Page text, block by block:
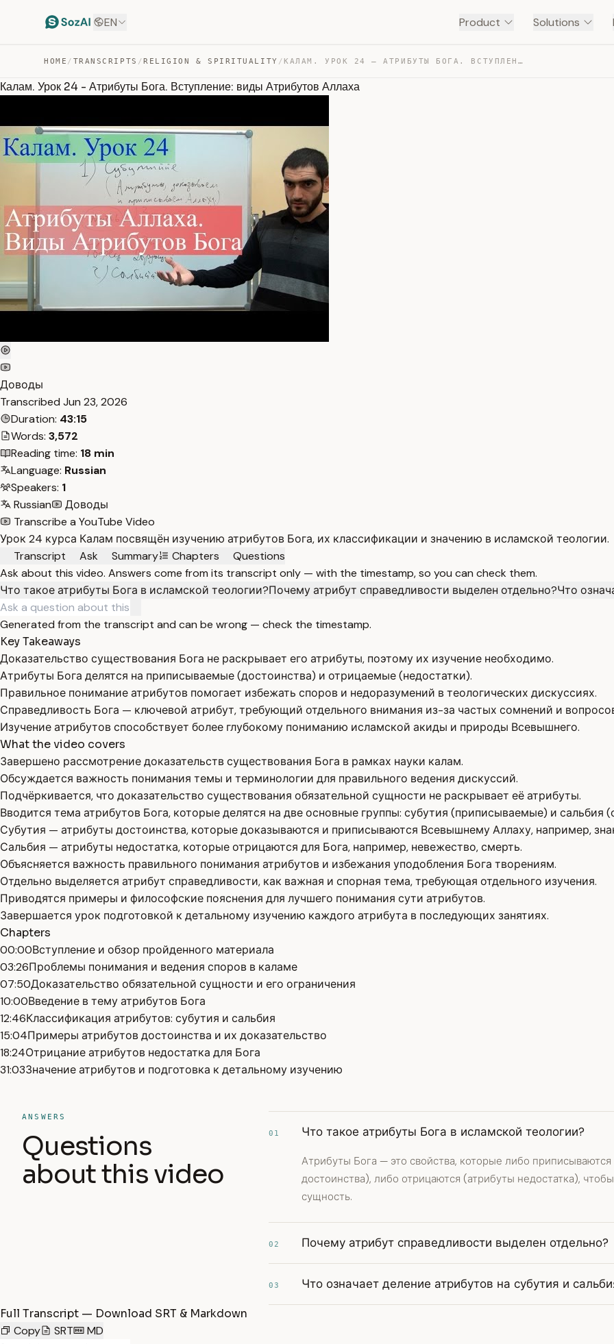
EN Product Solutions
HOME / TRANSCRIPTS /RELIGION & SPIRITUALITY / КАЛАМ. УРОК 24 – АТРИБУТЫ БОГА. ВСТУПЛЕНИЕ: ВИДЫ АТРИБУ… — TRANSCRIPT
Калам. Урок 24 - Атрибуты Бога. Вступление: виды Атрибутов Аллаха
Доводы
Transcribed Jun 23, 2026
Duration: 43:15
Words: 3,572
Reading time: 18 min
Language: Russian
Speakers: 1
Russian
Доводы
Transcribe a YouTube Video
Урок 24 курса Калам посвящён изучению атрибутов Бога, их классификации и значению в исламской теологии.
Transcript
Ask Summary Chapters
Questions
Ask about this video. Answers come from its transcript only — with the timestamp, so you can check them.
Что такое атрибуты Бога в исламской теологии?Почему атрибут справедливости выделен отдельно?Что
Generated from the transcript and can be wrong — check the timestamp.
Key Takeaways
Доказательство существования Бога не раскрывает его атрибуты, поэтому их изучение необходимо.
Атрибуты Бога делятся на приписываемые (достоинства) и отрицаемые (недостатки).
Правильное понимание атрибутов помогает избежать споров и недоразумений в теологических дискуссиях.
Справедливость Бога — ключевой атрибут, требующий отдельного внимания из-за частых сомнений и
Изучение атрибутов способствует более глубокому пониманию исламской акиды и природы Всевышнего.
What the video covers
Завершено рассмотрение доказательств существования Бога в рамках науки калам.
Обсуждается важность понимания темы и терминологии для правильного ведения дискуссий.
Подчёркивается, что доказательство существования обязательной сущности не раскрывает её атрибуты.
Вводится тема атрибутов Бога, которые делятся на две основные группы: субутия (приписываемые) и сальбия
Субутия — атрибуты достоинства, которые доказываются и приписываются Всевышнему Аллаху, например,
Сальбия — атрибуты недостатка, которые отрицаются для Бога, например, невежество, смерть.
Объясняется важность правильного понимания атрибутов и избежания уподобления Бога творениям.
Отдельно выделяется атрибут справедливости, как важная и спорная тема, требующая отдельного изучения.
Приводятся примеры и философские пояснения для лучшего понимания сути атрибутов.
Завершается урок подготовкой к детальному изучению каждого атрибута в последующих занятиях.
Chapters
00:00Вступление и обзор пройденного материала
03:26Проблемы понимания и ведения споров в каламе
07:50Доказательство обязательной сущности и его ограничения
10:00Введение в тему атрибутов Бога
12:46Классификация атрибутов: субутия и сальбия
15:04Примеры атрибутов достоинства и их доказательство
18:24Отрицание атрибутов недостатка для Бога
31:03Значение атрибутов и подготовка к детальному изучению
ANSWERS
Questions
about this video
01 Что такое атрибуты Бога в исламской теологии?
Атрибуты Бога — это свойства, которые либо
достоинства), либо отрицаются (атрибуты недостатка),
сущность.
02 Почему атрибут справедливости выделен отдельно?
03 Что означает деление атрибутов на субутия и
Full Transcript — Download SRT & Markdown
Copy
SRT MD